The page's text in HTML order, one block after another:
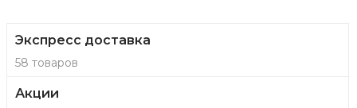
Экспресс доставка
58 товаров
Акции